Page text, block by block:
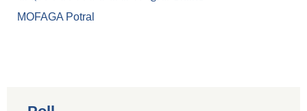
MOFAGA Potral